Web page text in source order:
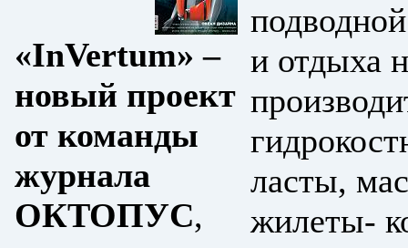
«InVertum» –
новый проект
от команды
журнала
ОКТОПУС,
и отдыха
ласты,
жилеты-